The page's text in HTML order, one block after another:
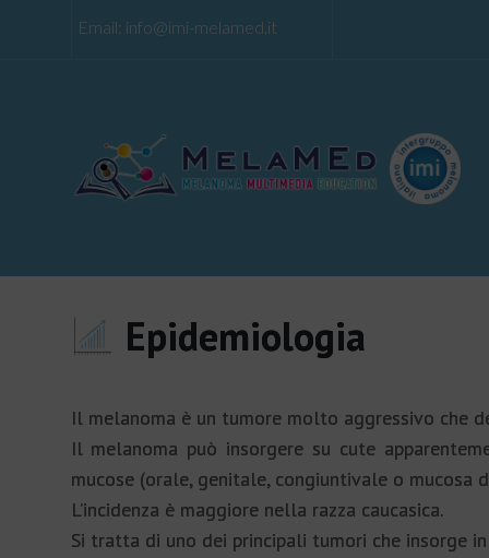
Email: info@imi-melamed.it
Epidemiologia
Il melanoma è un tumore molto aggressivo che
Il melanoma può insorgere su cute
mucose (orale, genitale, congiuntivale o mucosa
L’incidenza è maggiore nella razza caucasica.
Si tratta di uno dei principali tumori che insorge